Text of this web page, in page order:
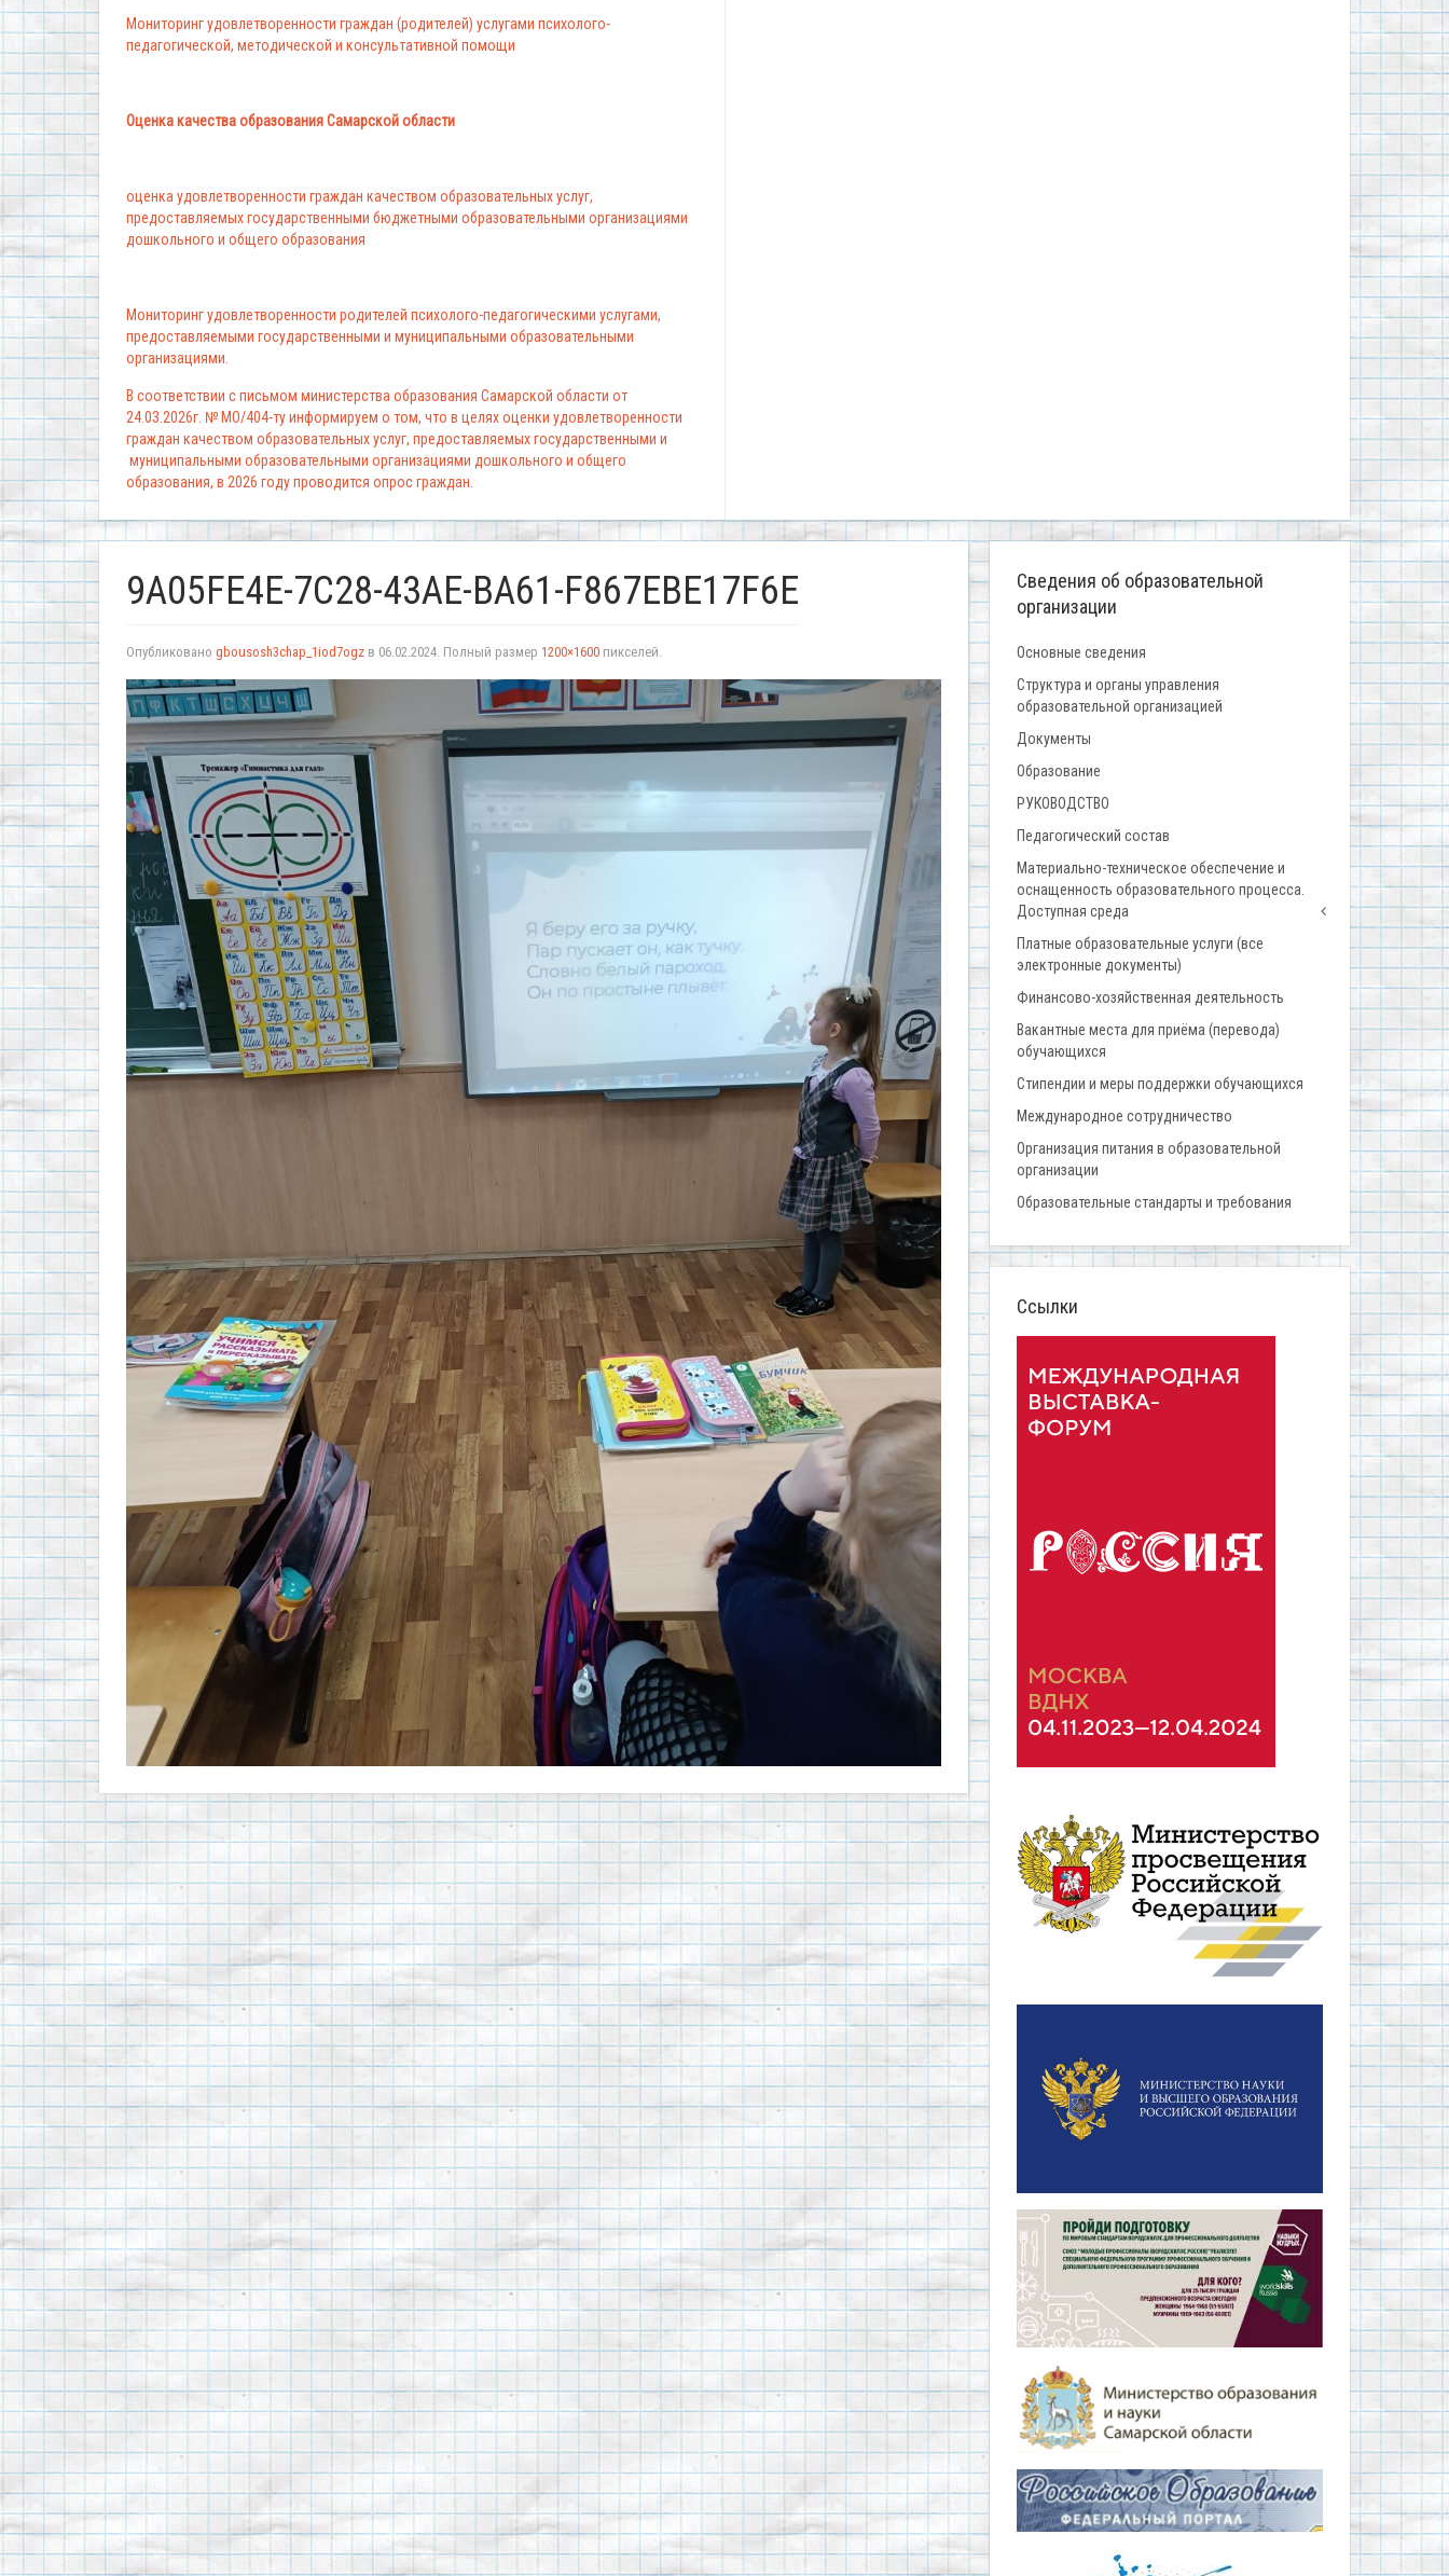
Мониторинг удовлетворенности граждан (родителей) услугами психолого-
педагогической, методической и консультативной помощи
Оценка качества образования Самарской области
оценка удовлетворенности граждан качеством образовательных услуг,
предоставляемых государственными бюджетными образовательными организациями
дошкольного и общего образования
Мониторинг удовлетворенности родителей психолого-педагогическими услугами,
предоставляемыми государственными и муниципальными образовательными
организациями.
В соответствии с письмом министерства образования Самарской области от
24.03.2026г. № МО/404-ту информируем о том, что в целях оценки удовлетворенности
граждан качеством образовательных услуг, предоставляемых государственными и
муниципальными образовательными организациями дошкольного и общего
образования, в 2026 году проводится опрос граждан.
9A05FE4E-7C28-43AE-BA61-F867EBE17F6E
Опубликовано gbousosh3chap_1iod7ogz в 06.02.2024. Полный размер 1200×1600 пикселей.
Сведения об образовательной
организации
Основные сведения
Структура и органы управления
образовательной организацией
Документы
Образование
РУКОВОДСТВО
Педагогический состав
Материально-техническое обеспечение и
оснащенность образовательного процесса.
Доступная среда
Платные образовательные услуги (все
электронные документы)
Финансово-хозяйственная деятельность
Вакантные места для приёма (перевода)
обучающихся
Стипендии и меры поддержки обучающихся
Международное сотрудничество
Организация питания в образовательной
организации
Образовательные стандарты и требования
Ссылки